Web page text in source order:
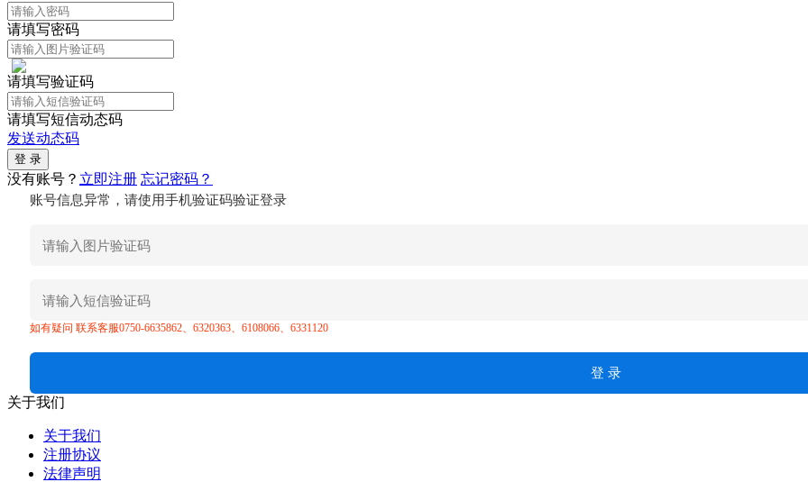
请填写密码
请填写验证码
请填写短信动态码
发送动态码
没有账号？ 立即注册 忘记密码？
账号信息异常，请使用手机验证码验证登录
如有疑问 联系客服0750-6635862、6320363、6108066、6331120
关于我们
关于我们
注册协议
法律声明